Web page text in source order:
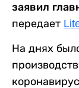
заявил
передает
На днях